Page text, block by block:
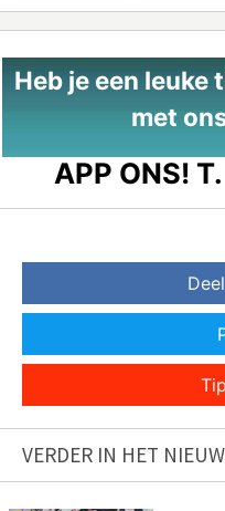
Heb je een leuke
met
APP ONS! T.
VERDER IN HET